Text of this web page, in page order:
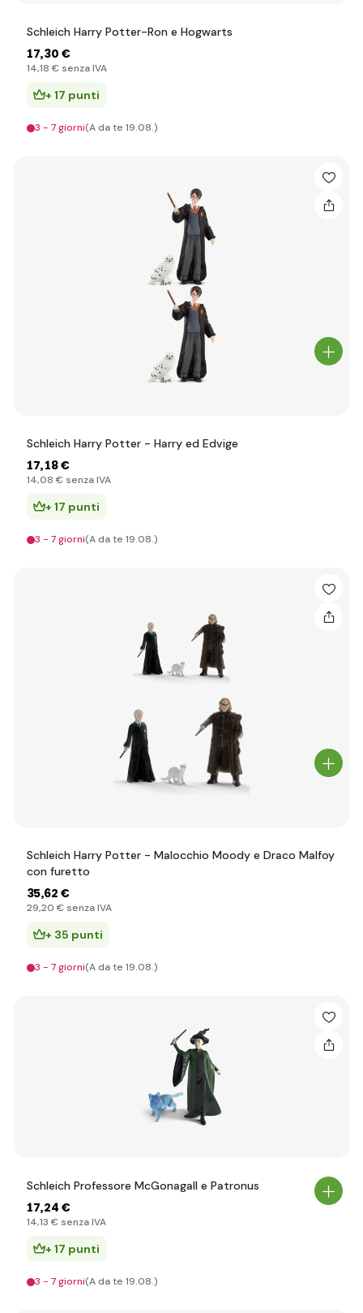
Schleich Harry Potter-Ron e Hogwarts
17,30 €
14,18 € senza IVA
+ 17 punti
3 - 7 giorni(A da te 19.08.)
Schleich Harry Potter - Harry ed Edvige
17,18 €
14,08 € senza IVA
+ 17 punti
3 - 7 giorni(A da te 19.08.)
Schleich Harry Potter - Malocchio Moody e Draco Malfoy
con furetto
35,62 €
29,20 € senza IVA
+ 35 punti
3 - 7 giorni(A da te 19.08.)
Schleich Professore McGonagall e Patronus
17,24 €
14,13 € senza IVA
+ 17 punti
3 - 7 giorni(A da te 19.08.)